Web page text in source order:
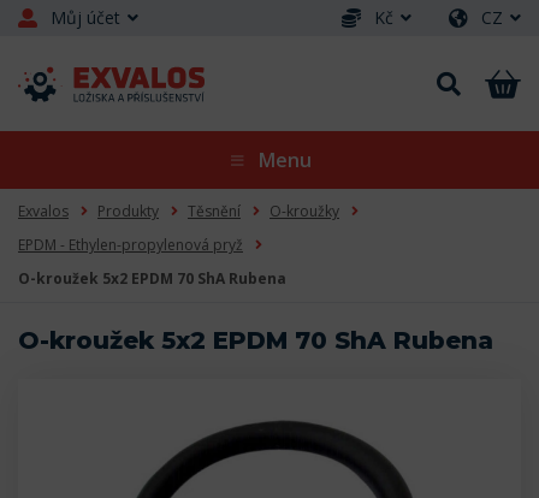
Můj účet Kč CZ
Menu
Exvalos Produkty Těsnění
O-kroužky
EPDM - Ethylen-propylenová pryž
O-kroužek 5x2 EPDM 70 ShA Rubena
O-kroužek 5x2 EPDM 70 ShA Rubena